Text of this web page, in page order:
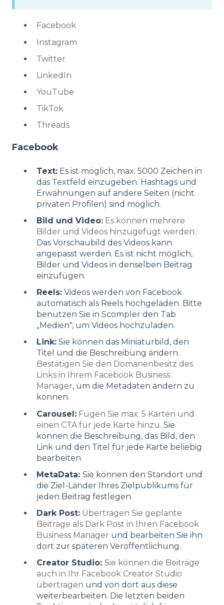
Facebook
Instagram
Twitter
LinkedIn
YouTube
TikTok
Threads
Facebook
Text: Es ist möglich, max. 5000 Zeichen in
das Textfeld einzugeben. Hashtags und
Erwähnungen auf andere Seiten (nicht
privaten Profilen) sind möglich.
Bild und Video: Es können mehrere
Bilder und Videos hinzugefügt werden.
Das Vorschaubild des Videos kann
angepasst werden. Es ist nicht möglich,
Bilder und Videos in denselben Beitrag
einzufügen.
Reels: Videos werden von Facebook
automatisch als Reels hochgeladen. Bitte
benutzen Sie in Scompler den Tab
„Medien", um Videos hochzuladen.
Link: Sie können das Miniaturbild, den
Titel und die Beschreibung ändern.
Bestätigen Sie den Domänenbesitz des
Links in Ihrem Facebook Business
Manager, um die Metadaten ändern zu
können.
Carousel: Fügen Sie max. 5 Karten und
einen CTA für jede Karte hinzu. Sie
können die Beschreibung, das Bild, den
Link und den Titel für jede Karte beliebig
bearbeiten.
MetaData: Sie können den Standort und
die Ziel-Länder Ihres Zielpublikums für
jeden Beitrag festlegen.
Dark Post: Übertragen Sie geplante
Beiträge als Dark Post in Ihren Facebook
Business Manager und bearbeiten Sie ihn
dort zur späteren Veröffentlichung.
Creator Studio: Sie können die Beiträge
auch in Ihr Facebook Creator Studio
übertragen und von dort aus diese
weiterbearbeiten. Die letzten beiden